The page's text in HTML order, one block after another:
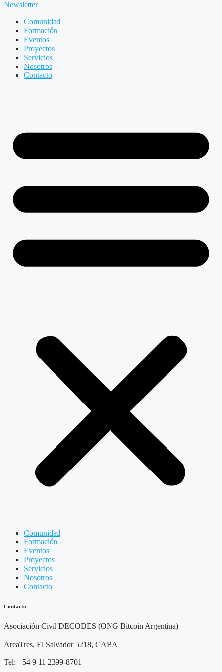
Newsletter
Comunidad
Formación
Eventos
Proyectos
Servicios
Nosotros
Contacto
Comunidad
Formación
Eventos
Proyectos
Servicios
Nosotros
Contacto
Contacto
Asociación Civil DECODES (ONG Bitcoin Argentina)
AreaTres, El Salvador 5218, CABA
Tel: +54 9 11 2399-8701